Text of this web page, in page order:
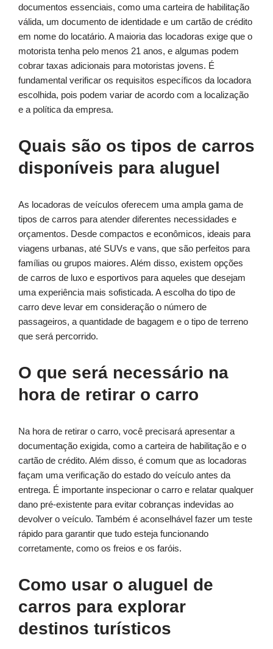
documentos essenciais, como uma carteira de habilitação
válida, um documento de identidade e um cartão de crédito
em nome do locatário. A maioria das locadoras exige que o
motorista tenha pelo menos 21 anos, e algumas podem
cobrar taxas adicionais para motoristas jovens. É
fundamental verificar os requisitos específicos da locadora
escolhida, pois podem variar de acordo com a localização
e a política da empresa.
Quais são os tipos de carros
disponíveis para aluguel
As locadoras de veículos oferecem uma ampla gama de
tipos de carros para atender diferentes necessidades e
orçamentos. Desde compactos e econômicos, ideais para
viagens urbanas, até SUVs e vans, que são perfeitos para
famílias ou grupos maiores. Além disso, existem opções
de carros de luxo e esportivos para aqueles que desejam
uma experiência mais sofisticada. A escolha do tipo de
carro deve levar em consideração o número de
passageiros, a quantidade de bagagem e o tipo de terreno
que será percorrido.
O que será necessário na
hora de retirar o carro
Na hora de retirar o carro, você precisará apresentar a
documentação exigida, como a carteira de habilitação e o
cartão de crédito. Além disso, é comum que as locadoras
façam uma verificação do estado do veículo antes da
entrega. É importante inspecionar o carro e relatar qualquer
dano pré-existente para evitar cobranças indevidas ao
devolver o veículo. Também é aconselhável fazer um teste
rápido para garantir que tudo esteja funcionando
corretamente, como os freios e os faróis.
Como usar o aluguel de
carros para explorar
destinos turísticos